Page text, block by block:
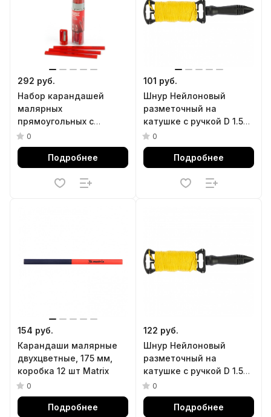
292 руб.
Набор карандашей
малярных
прямоугольных с
точилкой в тубе, 175 мм,
10 шт Matrix
0
Подробнее
101 руб.
Шнур Нейлоновый
разметочный на
катушке c ручкой D 1.5
мм, 30 м Matrix
0
Подробнее
154 руб.
Карандаши малярные
двухцветные, 175 мм,
коробка 12 шт Matrix
0
Подробнее
122 руб.
Шнур Нейлоновый
разметочный на
катушке c ручкой D 1.5
мм, 50 м Matrix
0
Подробнее